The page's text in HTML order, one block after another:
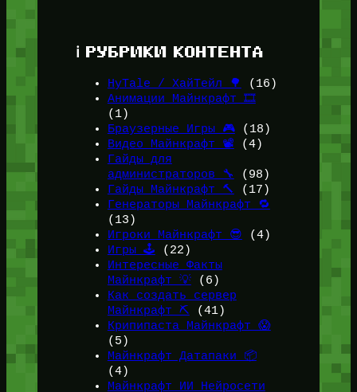
ℹ️ РУБРИКИ КОНТЕНТА
HyTale / ХайТейл 🌳
(16)
Анимации Майнкрафт 🎞️
(1)
Браузерные Игры 🎮(18)
Видео Майнкрафт 📽️ (4)
Гайды для
администраторов 🔧
(98)
Гайды Майнкрафт 🔨
(17)
Генераторы Майнкрафт 🔁
(13)
Игроки Майнкрафт 😎 (4)
Игры 🕹️ (22)
Интересные Факты
Майнкрафт 💡(6)
Как создать сервер
Майнкрафт ⛏️ (41)
Крипипаста Майнкрафт 😱
(5)
Майнкрафт Датапаки 📦
(4)
Майнкрафт ИИ Нейросети